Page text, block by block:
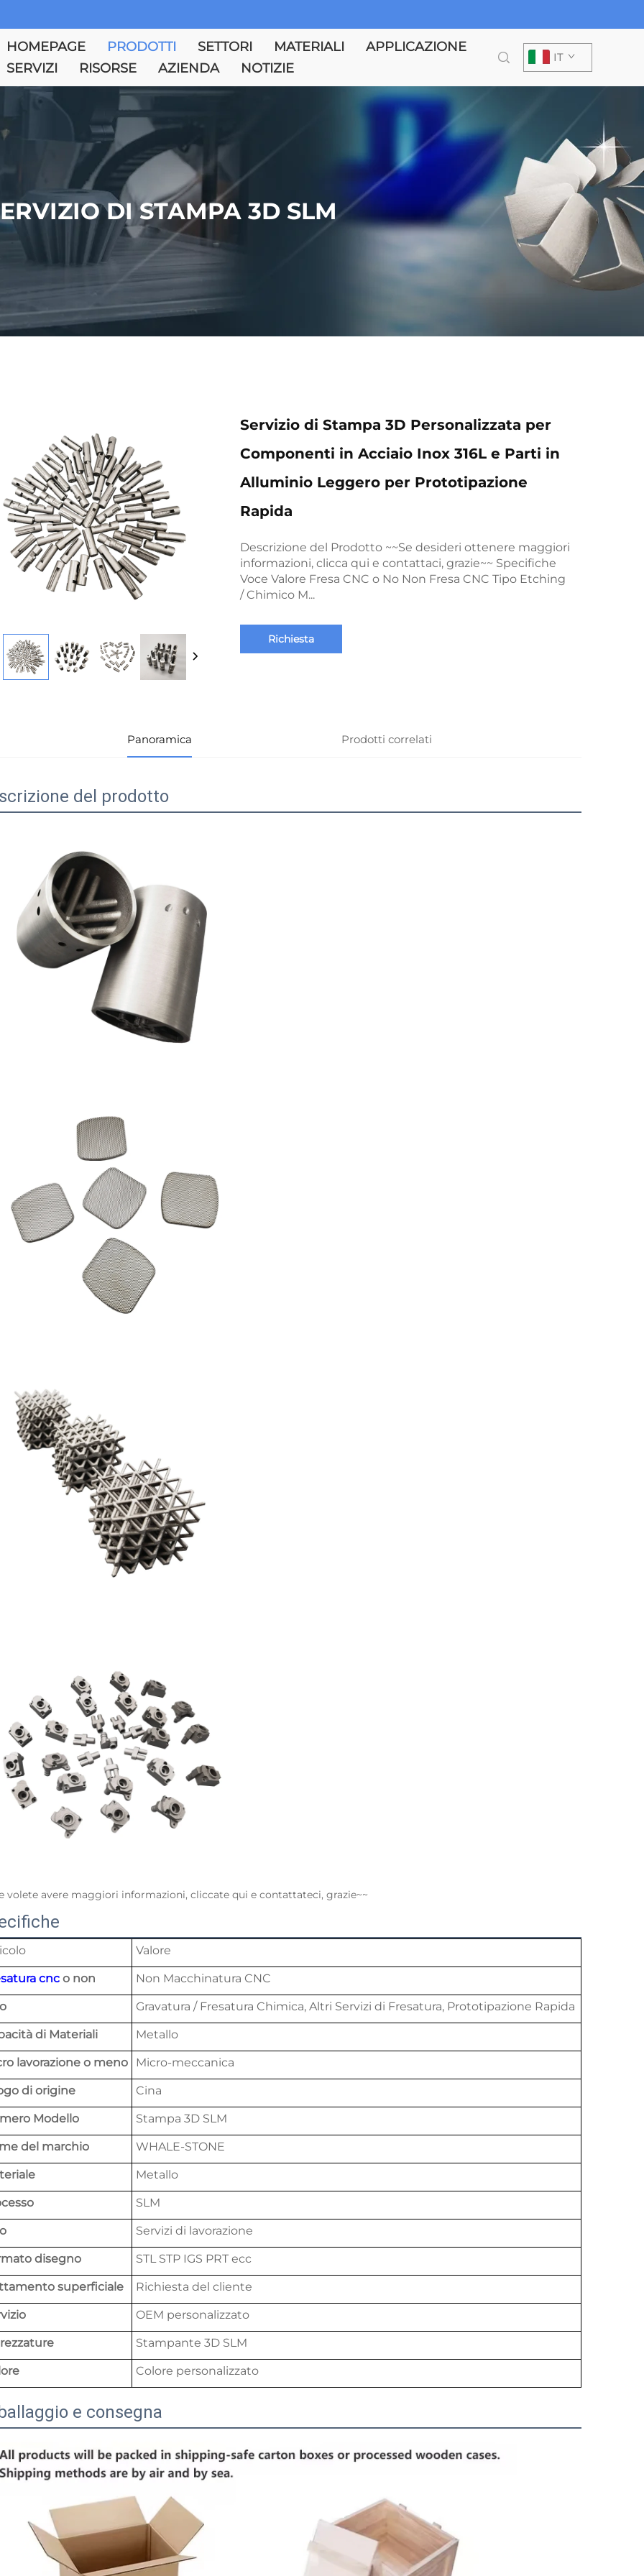
HOMEPAGE PRODOTTI SETTORI MATERIALI
APPLICAZIONE
SERVIZI
RISORSE AZIENDA NOTIZIE
IT
DI STAMPA 3D SLM
Servizio di Stampa 3D Personalizzata per
Componenti in Acciaio Inox 316L e Parti in
Alluminio Leggero per Prototipazione
Rapida
Descrizione del Prodotto ~~Se desideri ottenere maggiori
informazioni, clicca qui e contattaci, grazie~~ Specifiche
Voce Valore Fresa CNC o No Non Fresa CNC Tipo Etching
/ Chimico M...
Richiesta
Panoramica Prodotti correlati
del prodotto
volete avere maggiori informazioni, cliccate qui e contattateci, grazie~~
Valore
cnc o non Non Macchinatura CNC
Gravatura / Fresatura Chimica, Altri Servizi di Fresatura, Prototipazione Rapida
di Materiali Metallo
lavorazione o meno Micro-meccanica
di origine Cina
Modello Stampa 3D SLM
del marchio WHALE-STONE
Metallo
SLM
Servizi di lavorazione
disegno STL STP IGS PRT ecc
superficiale Richiesta del cliente
OEM personalizzato
Stampante 3D SLM
Colore personalizzato
e consegna
🔥 Più di500+clienti l'hanno richiesto
Ottieni il tuo sconto esclusivo!
Lascia il tuo indirizzo email e ricevilo immediatamente
Richiedi un preventivo